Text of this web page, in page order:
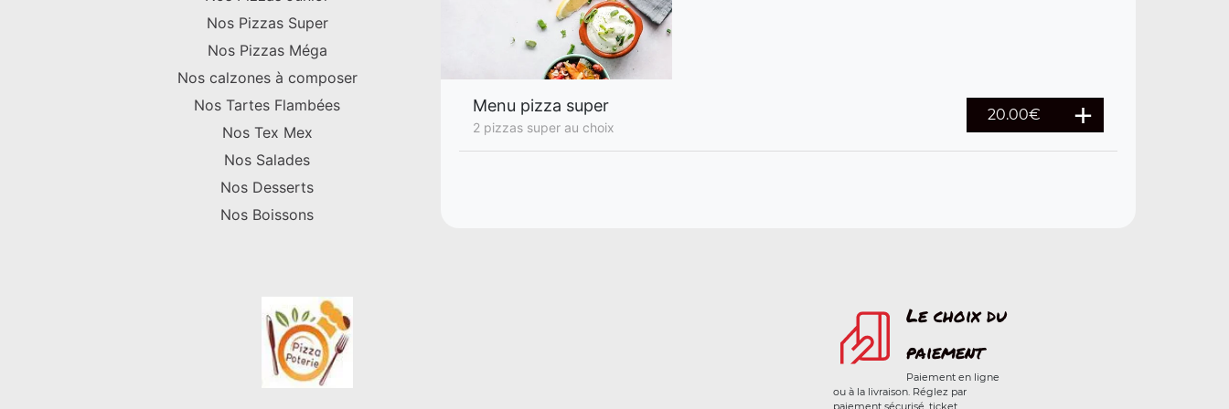
Nos Pizzas Super
Nos Pizzas Méga
Nos calzones à composer
Nos Tartes Flambées
Nos Tex Mex
Nos Salades
Nos Desserts
Nos Boissons
Menu pizza super
2 pizzas super au choix
20.00€
Le choix du
paiement
Paiement en ligne
ou à la livraison. Réglez par
paiement sécurisé, ticket